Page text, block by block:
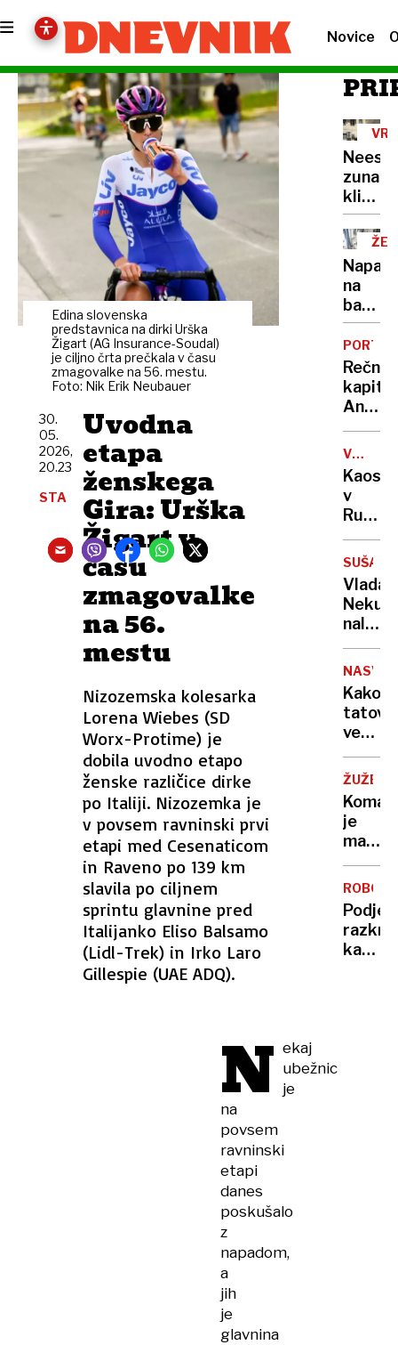
Novice
Edina slovenska
predstavnica na dirki Urška
Žigart (AG Insurance-Soudal)
je ciljno črta prečkala v času
zmagovalke na 56. mestu.
Foto: Nik Erik Neubauer
Uvodna
etapa
ženskega
Gira: Urška
Žigart v
času
zmagovalke
na 56.
mestu
Nizozemska kolesarka
Lorena Wiebes (SD
Worx-Protime) je
dobila uvodno etapo
ženske različice dirke
po Italiji. Nizozemka je
v povsem ravninski prvi
etapi med Cesenaticom
in Raveno po 139 km
slavila po ciljnem
sprintu glavnine pred
Italijanko Eliso Balsamo
(Lidl-Trek) in Irko Laro
Gillespie (UAE ADQ).
30.
05.
2026,
20.23
STA
N ekaj
ubežnic
je
na
povsem
ravninski
etapi
danes
poskušalo
z
napadom,
a
jih
je
glavnina
ŽE
Napadi
na
veliko
škodo
že
sama
Rečni
Anže
Logar
izdelal
prvo
in
edino
leseno
barko
za
VOJNA
V
Kaos
v
Rusiji:
ženske
začele
vojno
za
bivših"
SUŠA
Vlada
Neku
v
vsaj
Kako
tatovi
vedo,
da
vas
ni
doma?
za
pred
je
manj
kot
– in
to ni
dobra
novica
ROBOTI
kako